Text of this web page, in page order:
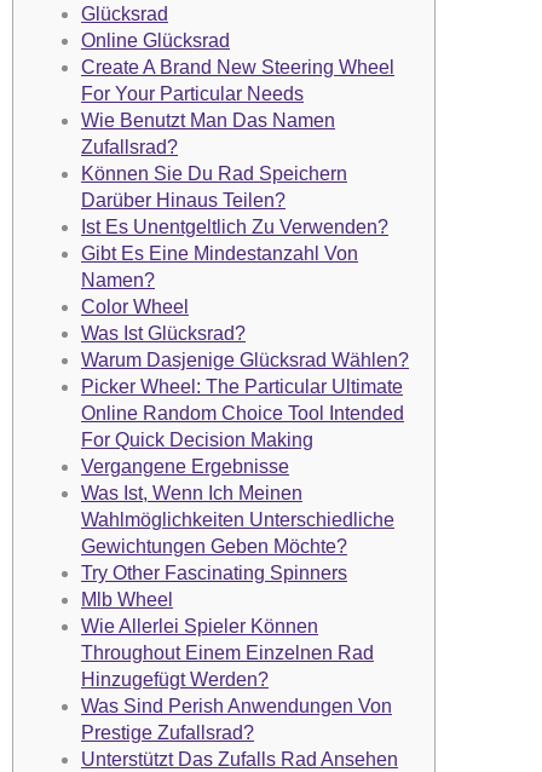
Glücksrad
Online Glücksrad
Create A Brand New Steering Wheel
For Your Particular Needs
Wie Benutzt Man Das Namen
Zufallsrad?
Können Sie Du Rad Speichern
Darüber Hinaus Teilen?
Ist Es Unentgeltlich Zu Verwenden?
Gibt Es Eine Mindestanzahl Von
Namen?
Color Wheel
Was Ist Glücksrad?
Warum Dasjenige Glücksrad Wählen?
Picker Wheel: The Particular Ultimate
Online Random Choice Tool Intended
For Quick Decision Making
Vergangene Ergebnisse
Was Ist, Wenn Ich Meinen
Wahlmöglichkeiten Unterschiedliche
Gewichtungen Geben Möchte?
Try Other Fascinating Spinners
Mlb Wheel
Wie Allerlei Spieler Können
Throughout Einem Einzelnen Rad
Hinzugefügt Werden?
Was Sind Perish Anwendungen Von
Prestige Zufallsrad?
Unterstützt Das Zufalls Rad Ansehen